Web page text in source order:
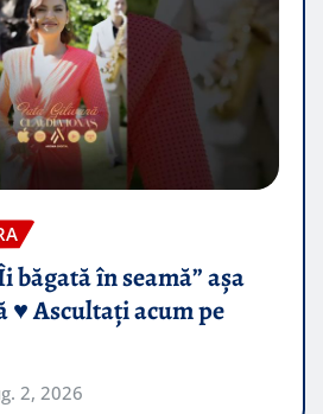
băgată în seamă” așa
♥️ Ascultați acum pe
2, 2026